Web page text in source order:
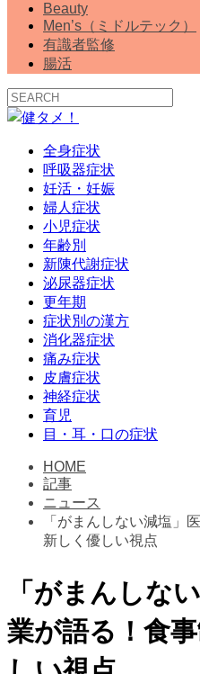
Beauty
Men’s（ミドルテック）
有識者監修
腸活
全身症状
呼吸器症状
妊活・妊娠
婦人症状
小児症状
年齢別
新陳代謝症状
泌尿器症状
更年期
症状別の漢方
消化器症状
痛み症状
皮膚症状
神経症状
育児
目・耳・口の症状
HOME
記事
ニュース
「がまんしない減塩」
新しく優しい視点
「がまんしな
業が語る！食